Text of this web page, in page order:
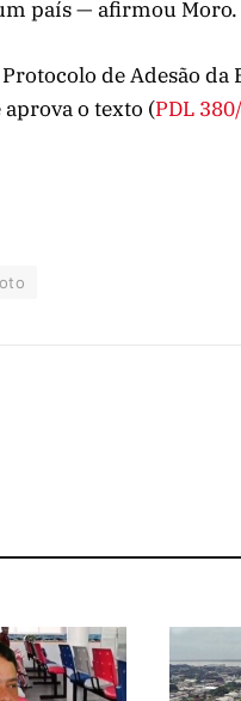
país — afirmou Moro.
de Adesão da
o texto (PDL